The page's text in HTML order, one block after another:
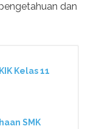
dan
Kelas 11
SMK